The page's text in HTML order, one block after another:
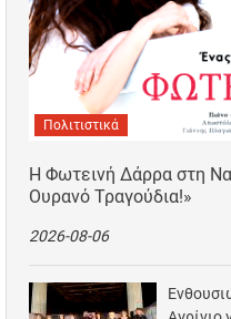
Πολιτιστικά
Η Φωτεινή Δάρρα στη
Ουρανό Τραγούδια!»
2026-08-06